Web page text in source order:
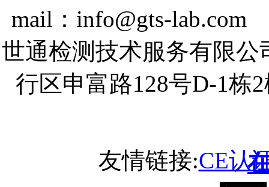
mail：info@gts-
世通检测技术服务有限
行区申富路128号D-1
友情链接:CE认